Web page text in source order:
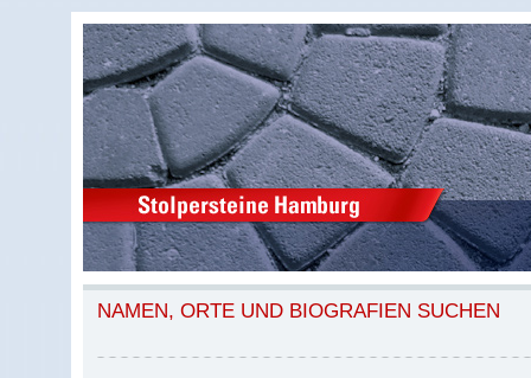
NAMEN, ORTE UND BIOGRAFIEN SUCHEN